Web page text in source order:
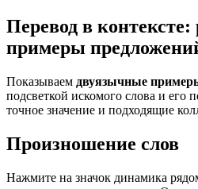
Перевод в
примеры
Показываем двуязычные
подсветкой искомого слова и
точное значение и подходящие
Произношение слов
Нажмите на значок динамика